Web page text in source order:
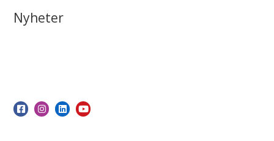
Nyheter